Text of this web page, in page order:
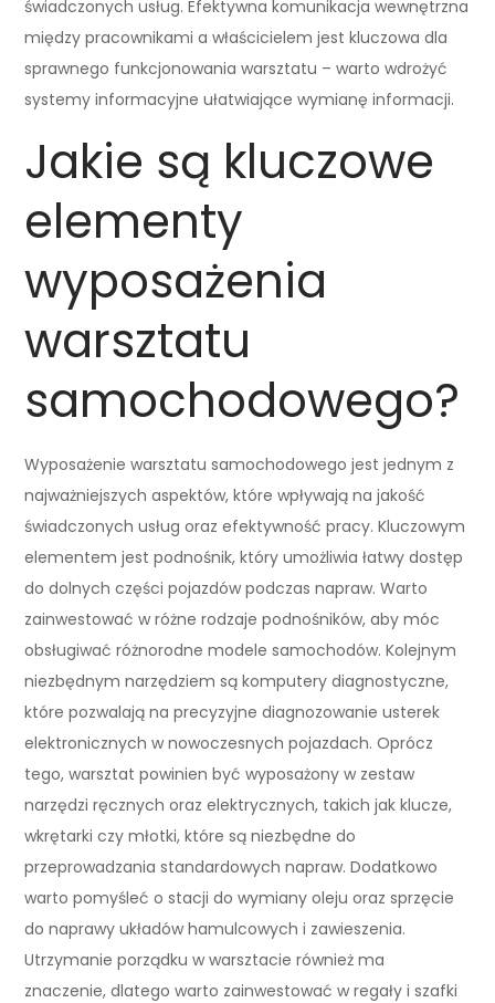
świadczonych usług. Efektywna komunikacja wewnętrzna
między pracownikami a właścicielem jest kluczowa dla
sprawnego funkcjonowania warsztatu – warto wdrożyć
systemy informacyjne ułatwiające wymianę informacji.
Jakie są kluczowe
elementy
wyposażenia
warsztatu
samochodowego?
Wyposażenie warsztatu samochodowego jest jednym z
najważniejszych aspektów, które wpływają na jakość
świadczonych usług oraz efektywność pracy. Kluczowym
elementem jest podnośnik, który umożliwia łatwy dostęp
do dolnych części pojazdów podczas napraw. Warto
zainwestować w różne rodzaje podnośników, aby móc
obsługiwać różnorodne modele samochodów. Kolejnym
niezbędnym narzędziem są komputery diagnostyczne,
które pozwalają na precyzyjne diagnozowanie usterek
elektronicznych w nowoczesnych pojazdach. Oprócz
tego, warsztat powinien być wyposażony w zestaw
narzędzi ręcznych oraz elektrycznych, takich jak klucze,
wkrętarki czy młotki, które są niezbędne do
przeprowadzania standardowych napraw. Dodatkowo
warto pomyśleć o stacji do wymiany oleju oraz sprzęcie
do naprawy układów hamulcowych i zawieszenia.
Utrzymanie porządku w warsztacie również ma
znaczenie, dlatego warto zainwestować w regały i szafki